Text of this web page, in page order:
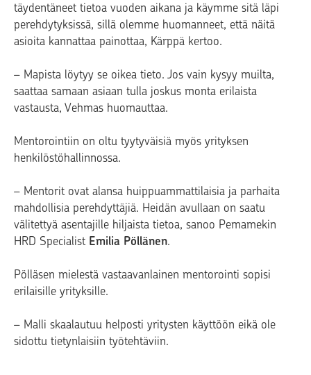
täydentäneet tietoa vuoden aikana ja käymme sitä läpi
perehdytyksissä, sillä olemme huomanneet, että näitä
asioita kannattaa painottaa, Kärppä kertoo.
– Mapista löytyy se oikea tieto. Jos vain kysyy muilta,
saattaa samaan asiaan tulla joskus monta erilaista
vastausta, Vehmas huomauttaa.
Mentorointiin on oltu tyytyväisiä myös yrityksen
henkilöstöhallinnossa.
– Mentorit ovat alansa huippuammattilaisia ja parhaita
mahdollisia perehdyttäjiä. Heidän avullaan on saatu
välitettyä asentajille hiljaista tietoa, sanoo Pemamekin
HRD Specialist Emilia Pöllänen.
Pölläsen mielestä vastaavanlainen mentorointi sopisi
erilaisille yrityksille.
– Malli skaalautuu helposti yritysten käyttöön eikä ole
sidottu tietynlaisiin työtehtäviin.